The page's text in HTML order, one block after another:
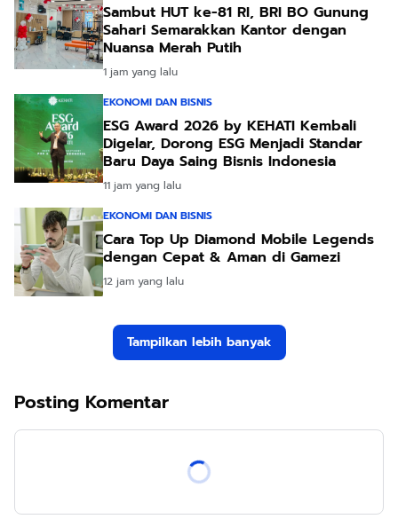
Sambut HUT ke-81 RI, BRI BO Gunung
Sahari Semarakkan Kantor dengan
Nuansa Merah Putih
1 jam yang lalu
EKONOMI DAN BISNIS
ESG Award 2026 by KEHATI Kembali
Digelar, Dorong ESG Menjadi Standar
Baru Daya Saing Bisnis Indonesia
11 jam yang lalu
EKONOMI DAN BISNIS
Cara Top Up Diamond Mobile Legends
dengan Cepat & Aman di Gamezi
12 jam yang lalu
Tampilkan lebih banyak
Posting Komentar